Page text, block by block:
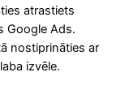
atrastiets
Google Ads.
nostiprināties ar
izvēle.